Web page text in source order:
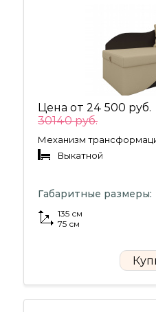
Цена от 24 500 руб.
30140 руб.
Механизм
Выкатной
Габаритные размеры:
135 см
75 см